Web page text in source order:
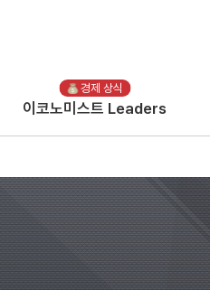
이코노미스트 Leaders